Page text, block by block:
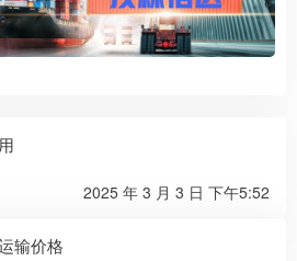
2025 年 3 月 3 日 下午5:52
输价格